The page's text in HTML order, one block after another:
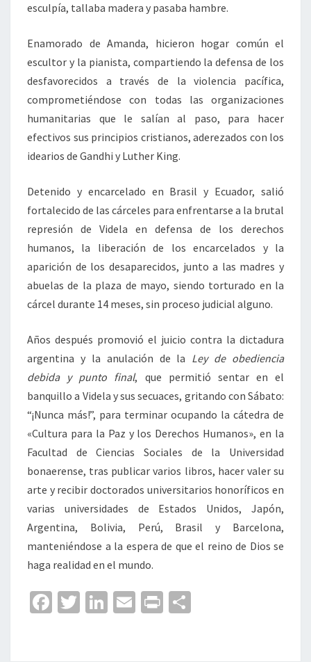
esculpía, tallaba madera y pasaba hambre.
Enamorado de Amanda, hicieron hogar común el
escultor y la pianista, compartiendo la defensa de los
desfavorecidos a través de la violencia pacífica,
comprometiéndose con todas las organizaciones
humanitarias que le salían al paso, para hacer
efectivos sus principios cristianos, aderezados con los
idearios de Gandhi y Luther King.
Detenido y encarcelado en Brasil y Ecuador, salió
fortalecido de las cárceles para enfrentarse a la brutal
represión de Videla en defensa de los derechos
humanos, la liberación de los encarcelados y la
aparición de los desaparecidos, junto a las madres y
abuelas de la plaza de mayo, siendo torturado en la
cárcel durante 14 meses, sin proceso judicial alguno.
Años después promovió el juicio contra la dictadura
argentina y la anulación de la Ley de obediencia
debida y punto final, que permitió sentar en el
banquillo a Videla y sus secuaces, gritando con Sábato:
“¡Nunca más!”, para terminar ocupando la cátedra de
«Cultura para la Paz y los Derechos Humanos», en la
Facultad de Ciencias Sociales de la Universidad
bonaerense, tras publicar varios libros, hacer valer su
arte y recibir doctorados universitarios honoríficos en
varias universidades de Estados Unidos, Japón,
Argentina, Bolivia, Perú, Brasil y Barcelona,
manteniéndose a la espera de que el reino de Dios se
haga realidad en el mundo.
Fa T
Li
E
Pr